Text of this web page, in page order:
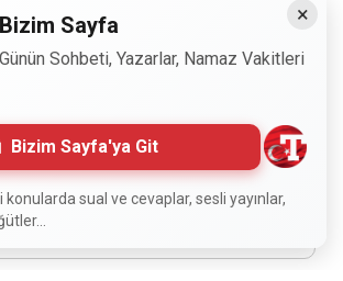
- Dinimiz İslam. Her Hakkı Saklıdır.
bütün insanların istifadesi için
Orijinaline sadık kalmak şartıyla, izin
herkes istediği gibi alıp istifade
edebilir.
Normal Siteyi Göster
×
Bizim Sayfa
Günün Sohbeti, Yazarlar, Namaz Vakitleri
Bizim Sayfa'ya Git
konularda sual ve cevaplar, sesli yayınlar,